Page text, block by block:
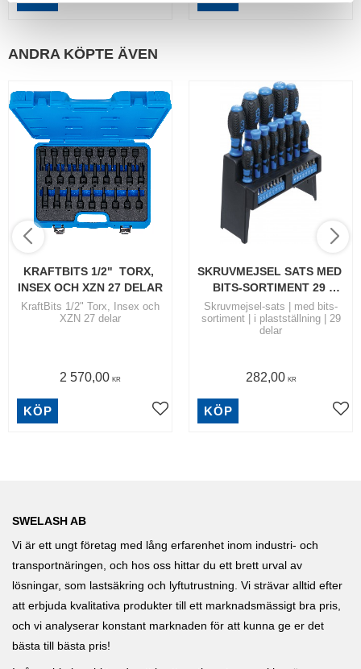
ANDRA KÖPTE ÄVEN
KRAFTBITS 1/2"  TORX,
INSEX OCH XZN 27 DELAR
KraftBits 1/2" Torx, Insex och
XZN 27 delar
2 570,00 KR
KÖP
SKRUVMEJSEL SATS MED
BITS-SORTIMENT 29
DELAR
Skruvmejsel-sats | med bits-
sortiment | i plastställning | 29
delar
282,00 KR
KÖP
SWELASH AB
Vi är ett ungt företag med lång erfarenhet inom industri- och
transportnäringen, och hos oss hittar du ett brett urval av
lösningar, som lastsäkring och lyftutrustning. Vi strävar alltid efter
att erbjuda kvalitativa produkter till ett marknadsmässigt bra pris,
och vi analyserar konstant marknaden för att kunna ge er det
bästa till bästa pris!